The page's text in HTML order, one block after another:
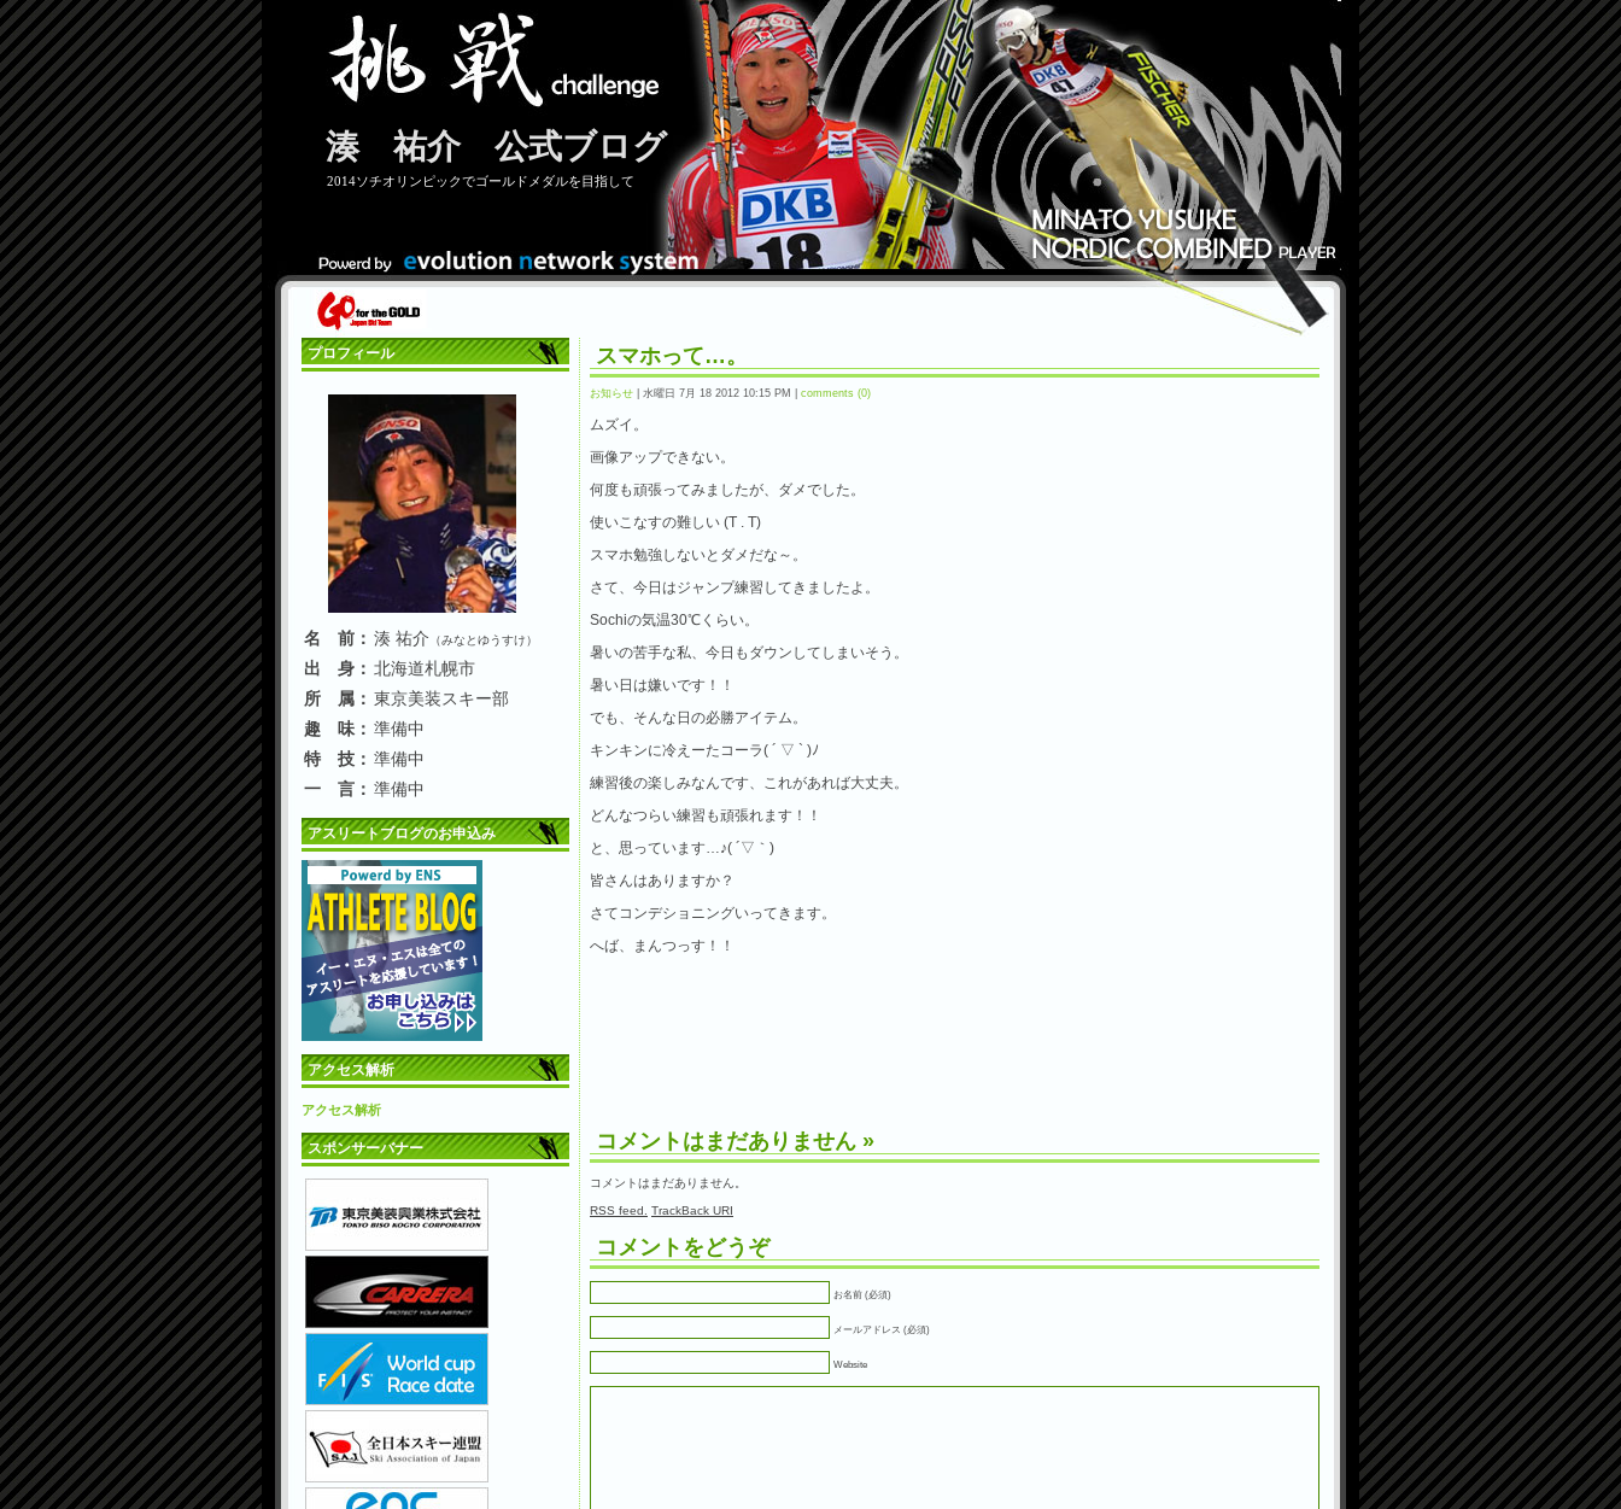
湊 祐介 公式ブログ
2014ソチオリンピックでゴールドメダルを目指して
プロフィール
名 前： 湊 祐介 （みなとゆうすけ）
出 身： 北海道札幌市
所 属： 東京美装スキー部
趣 味： 準備中
特 技： 準備中
一 言： 準備中
アスリートブログのお申込み
アクセス解析
アクセス解析
スポンサーバナー
スマホって…。
お知らせ | 水曜日 7月 18 2012 10:15 PM | comments (0)
ムズイ。
画像アップできない。
何度も頑張ってみましたが、ダメでした。
使いこなすの難しい (T . T)
スマホ勉強しないとダメだな～。
さて、今日はジャンプ練習してきましたよ。
Sochiの気温30℃くらい。
暑いの苦手な私、今日もダウンしてしまいそう。
暑い日は嫌いです！！
でも、そんな日の必勝アイテム。
キンキンに冷えーたコーラ( ´ ▽ ` )ﾉ
練習後の楽しみなんです、これがあれば大丈夫。
どんなつらい練習も頑張れます！！
と、思っています…♪( ´▽｀)
皆さんはありますか？
さてコンデショニングいってきます。
へば、まんつっす！！
コメントはまだありません »
コメントはまだありません。
RSS feed. TrackBack URI
コメントをどうぞ
お名前 (必須)
メールアドレス (必須)
Website